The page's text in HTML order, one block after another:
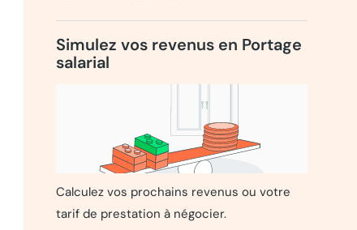
Simulez vos revenus en Portage
salarial
Calculez vos prochains revenus ou votre
tarif de prestation à négocier.